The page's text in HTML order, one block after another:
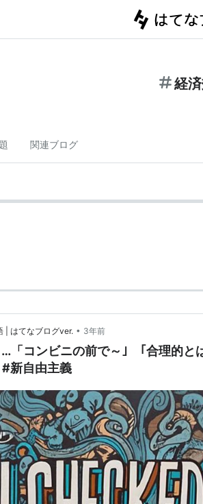
経
関連ブログ
| はてなブログver. • 3年前
「コンビニの前で～｣ ｢合理的と
新自由主義